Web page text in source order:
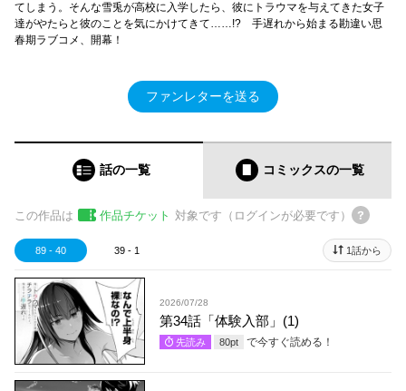
てしまう。そんな雪兎が高校に入学したら、彼にトラウマを与えてきた女子
達がやたらと彼のことを気にかけてきて……!? 手遅れから始まる勘違い思
春期ラブコメ、開幕！
ファンレターを送る
話の一覧 コミックスの一覧
この作品は 作品チケット 対象です（ログインが必要です）
89 - 40 39 - 1 1話から
2026/07/28
第34話「体験入部」(1)
先読み 80pt で今すぐ読める！